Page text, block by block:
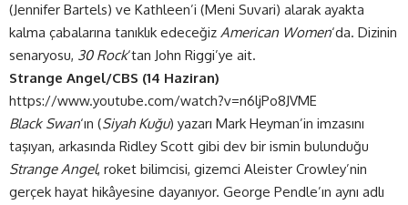
(Jennifer Bartels) ve Kathleen’i (Meni Suvari) alarak ayakta
kalma çabalarına tanıklık edeceğiz American Women‘da. Dizinin
senaryosu, 30 Rock‘tan John Riggi’ye ait.
Strange Angel/CBS (14 Haziran)
https://www.youtube.com/watch?v=n6ljPo8JVME
Black Swan‘ın (Siyah Kuğu) yazarı Mark Heyman’in imzasını
taşıyan, arkasında Ridley Scott gibi dev bir ismin bulunduğu
Strange Angel, roket bilimcisi, gizemci Aleister Crowley’nin
gerçek hayat hikâyesine dayanıyor. George Pendle’ın aynı adlı